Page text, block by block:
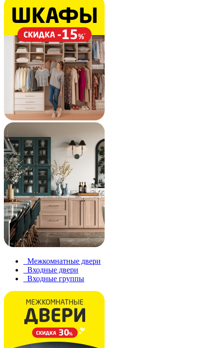
Межкомнатные двери
Входные двери
Входные группы